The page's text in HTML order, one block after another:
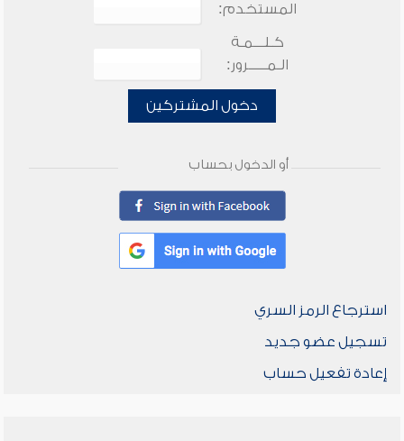
المستخدم:
كـلـــمـة
الـمـــــرور:
دخول المشتركين
أو الدخول بحساب
استرجاع الرمز السري
تسجيل عضو جديد
إعادة تفعيل حساب